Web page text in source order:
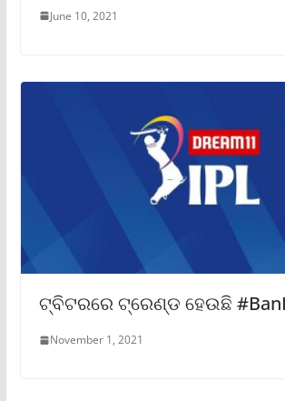
June 10, 2021
ଟ୍ବିଟରରେ ଟ୍ରେଣ୍ଡ ହେଉଛି
November 1, 2021